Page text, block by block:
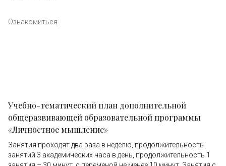
Ознакомиться
Учебно-тематический план дополнительной
общеразвивающей образовательной программы
«Личностное мышление»
Занятия проходят два раза в неделю, продолжительность
занятий 3 академических часа в день, продолжительность 1